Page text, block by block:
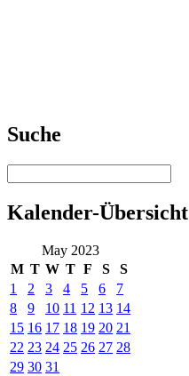
Suche
Kalender-Übersicht
May 2023
M T W T F S
S
1
2 3 4 5 6
7
8
9 10 11 12 13 14
15 16 17 18 19 20 21
22 23 24 25 26 27 28
29 30 31